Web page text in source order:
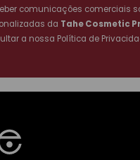
comunicações comerciais
da Tahe Cosmetic
a nossa Política de